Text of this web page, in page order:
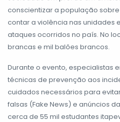
conscientizar a população
contar a violência nas unidades
ataques ocorridos no país. No
brancas e mil balões brancos.
Durante o evento, especialistas
técnicas de prevenção aos
cuidados necessários para
falsas (Fake News) e anúncios
cerca de 55 mil estudantes